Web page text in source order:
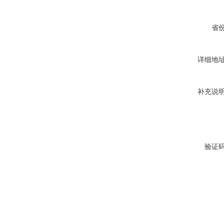
省
详细地
补充说
验证